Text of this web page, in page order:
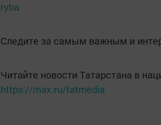
ryba
Следите за самым важным и
Читайте новости Татарстана в
https://max.ru/tatmedia